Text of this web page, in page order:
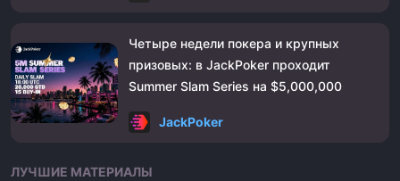
Четыре недели покера и крупных
призовых: в JackPoker проходит
Summer Slam Series на $5,000,000
JackPoker
ЛУЧШИЕ МАТЕРИАЛЫ